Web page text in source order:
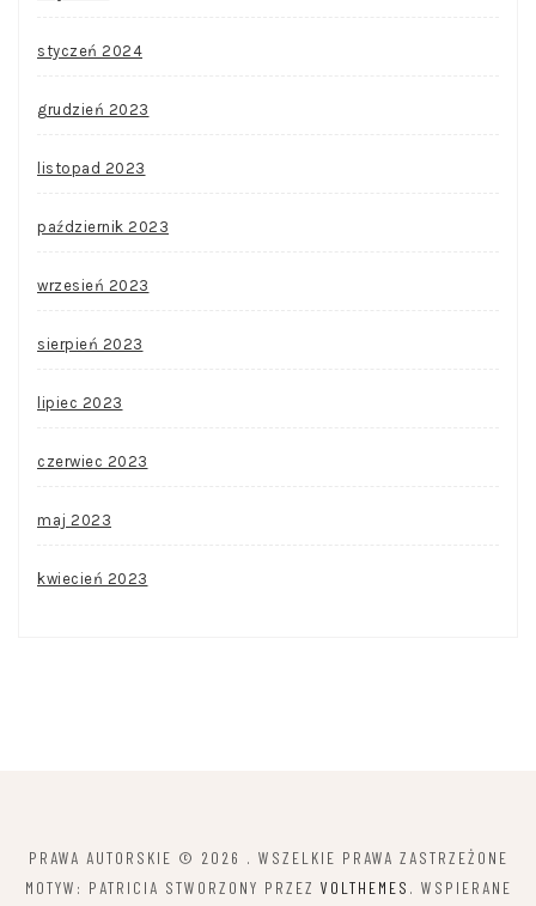
styczeń 2024
grudzień 2023
listopad 2023
październik 2023
wrzesień 2023
sierpień 2023
lipiec 2023
czerwiec 2023
maj 2023
kwiecień 2023
PRAWA AUTORSKIE © 2026 . WSZELKIE PRAWA ZASTRZEŻONE
MOTYW: PATRICIA STWORZONY PRZEZ VOLTHEMES . WSPIERANE